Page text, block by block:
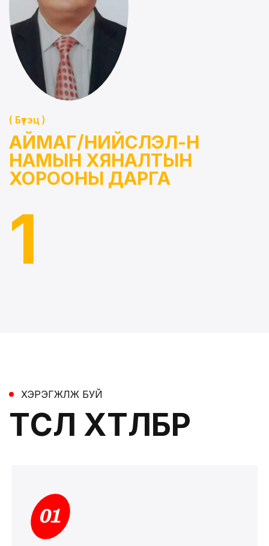
( Бүтэц )
АЙМАГ/НИЙСЛЭЛ-Н
НАМЫН ХЯНАЛТЫН
ХОРООНЫ ДАРГА
1
ХЭРЭГЖҮҮЛЖ БУЙ
ТӨСӨЛ ХӨТӨЛБӨР
01